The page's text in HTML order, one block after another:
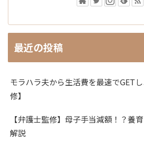
最近の投稿
モラハラ夫から生活費を最速でGET
修】
【弁護士監修】母子手当減額！？養
解説